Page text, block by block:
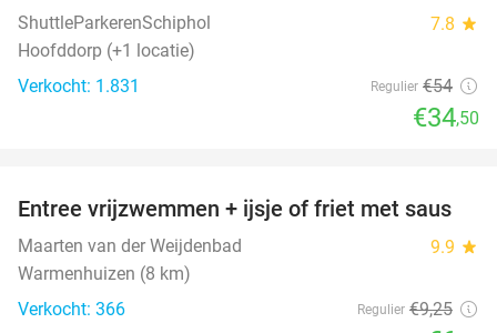
ShuttleParkerenSchiphol 7.8 star
Hoofddorp (+1 locatie)
Verkocht: 1.831
Regulier €54
€34,50
24%
Entree vrijzwemmen + ijsje of friet met saus
Maarten van der Weijdenbad 9.9 star
Warmenhuizen (8 km)
Verkocht: 366
Regulier €9,25